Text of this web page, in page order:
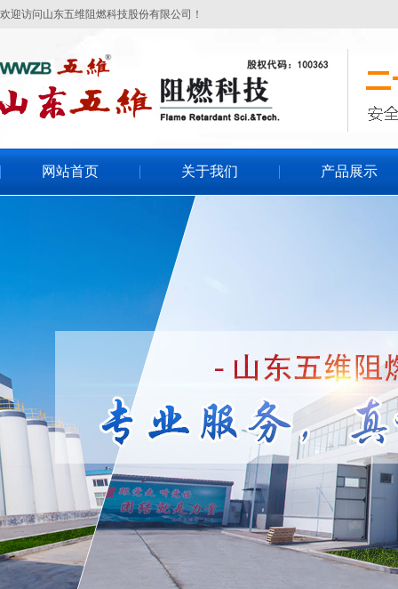
欢迎访问山东五维阻燃科技股份有限公司！
网站首页 关于我们 产品展示